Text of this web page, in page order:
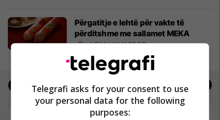
Përgatitje e lehtë për vakte të
përditshme me sallamet MEKA
MEKA HALAL FOOD
Real Estate
Telegrafi asks for your consent to use
your personal data for the following
purposes: